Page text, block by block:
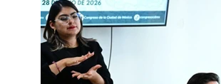
Ciudad de México cambió de manera
puesto a prueba la capacidad de
organizaciones civiles solidarias. La capital del país se convirtió en un punto
de concentración de personas migrant